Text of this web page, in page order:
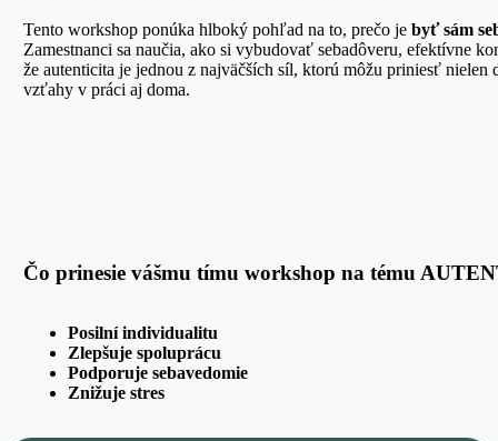
Tento workshop ponúka hlboký pohľad na to, prečo jebyť sám
Zamestnanci sa naučia, ako si vybudovať sebadôveru, efektívne
že autenticita je jednou z najväčších síl, ktorú môžu priniesť
vzťahy v práci aj doma.
Čo prinesie vášmu tímu workshop na tému
Posilní individualitu
Zlepšuje spoluprácu
Podporuje sebavedomie
Znižuje stres